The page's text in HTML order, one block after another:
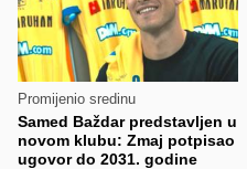
Promijenio sredinu
Samed Baždar predstavljen u
novom klubu: Zmaj potpisao
ugovor do 2031. godine